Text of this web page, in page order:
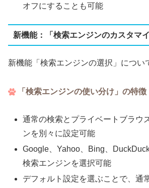
オフにすることも可能
新機能：「検索エンジンのカスタマイ
新機能「検索エンジンの選択」につい
「検索エンジンの使い分け」の特徴
通常の検索とプライベートブラウ
ンを別々に設定可能
Google、Yahoo、Bing、
検索エンジンを選択可能
デフォルト設定を選ぶことで、通